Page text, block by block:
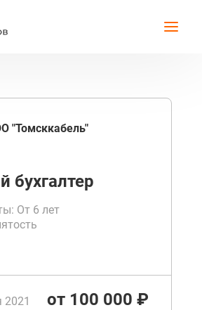
"Томсккабель"
бухгалтер
От 6 лет
2021 от 100 000 ₽